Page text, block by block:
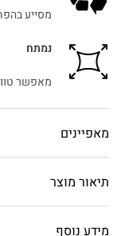
מסייע
נמתח
מאפשר
מאפיינים
תיאור מוצר
מידע נוסף